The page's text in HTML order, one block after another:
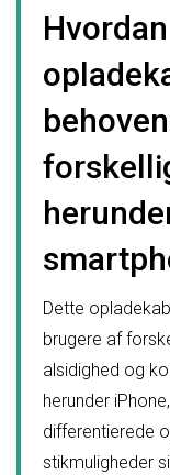
Dette
brugere af
alsidighed og
herunder
differentierede
stikmuligheder